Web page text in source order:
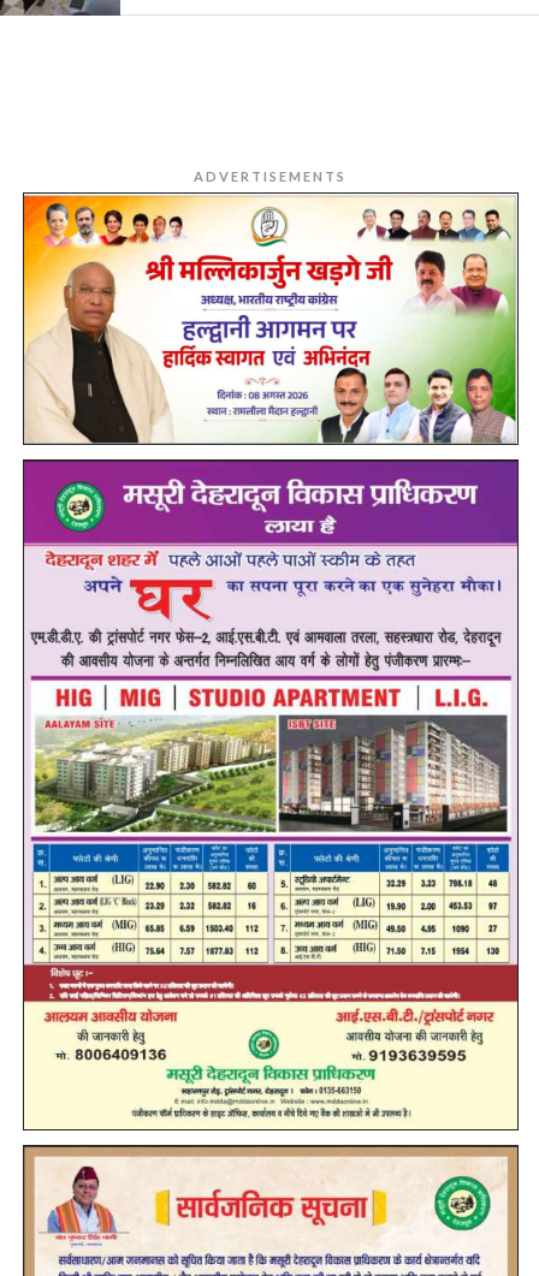
ADVERTISEMENTS